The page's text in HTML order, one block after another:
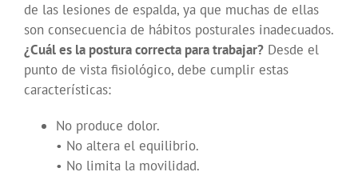
de las lesiones de espalda, ya que muchas de ellas
son consecuencia de hábitos posturales inadecuados.
¿Cuál es la postura correcta para trabajar? Desde el
punto de vista fisiológico, debe cumplir estas
características:
No produce dolor.
• No altera el equilibrio.
• No limita la movilidad.